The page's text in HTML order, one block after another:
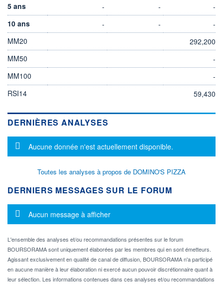
5 ans
- -
-
10 ans
- -
-
MM20
292,200
MM50
-
MM100
-
RSI14
59,430
DERNIÈRES ANALYSES
Message d'information
Aucune donnée n'est actuellement disponible.
Toutes les analyses à propos de DOMINO'S PIZZA
DERNIERS MESSAGES SUR LE FORUM
Message d'information
Aucun message à afficher
L'ensemble des analyses et/ou recommandations présentes sur le forum
BOURSORAMA sont uniquement élaborées par les membres qui en sont émetteurs.
Agissant exclusivement en qualité de canal de diffusion, BOURSORAMA n'a participé
en aucune manière à leur élaboration ni exercé aucun pouvoir discrétionnaire quant à
leur sélection. Les informations contenues dans ces analyses et/ou recommandations